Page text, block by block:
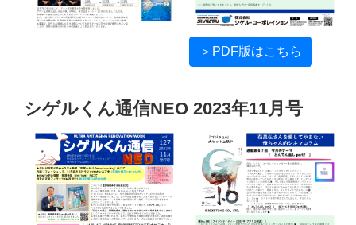
＞PDF版はこちら
シゲルくん通信NEO 2023年11月号